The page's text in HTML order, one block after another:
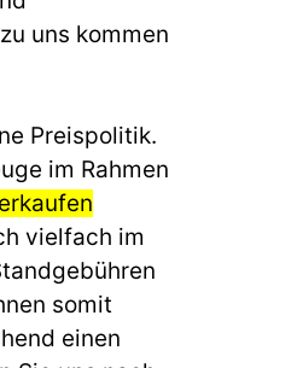
uns kommen
Preispolitik.
im Rahmen
vielfach im
somit
einen